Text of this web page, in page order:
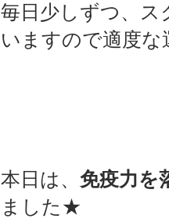
毎日少しずつ、
いますので適度
本日は、 免疫力を
ました★